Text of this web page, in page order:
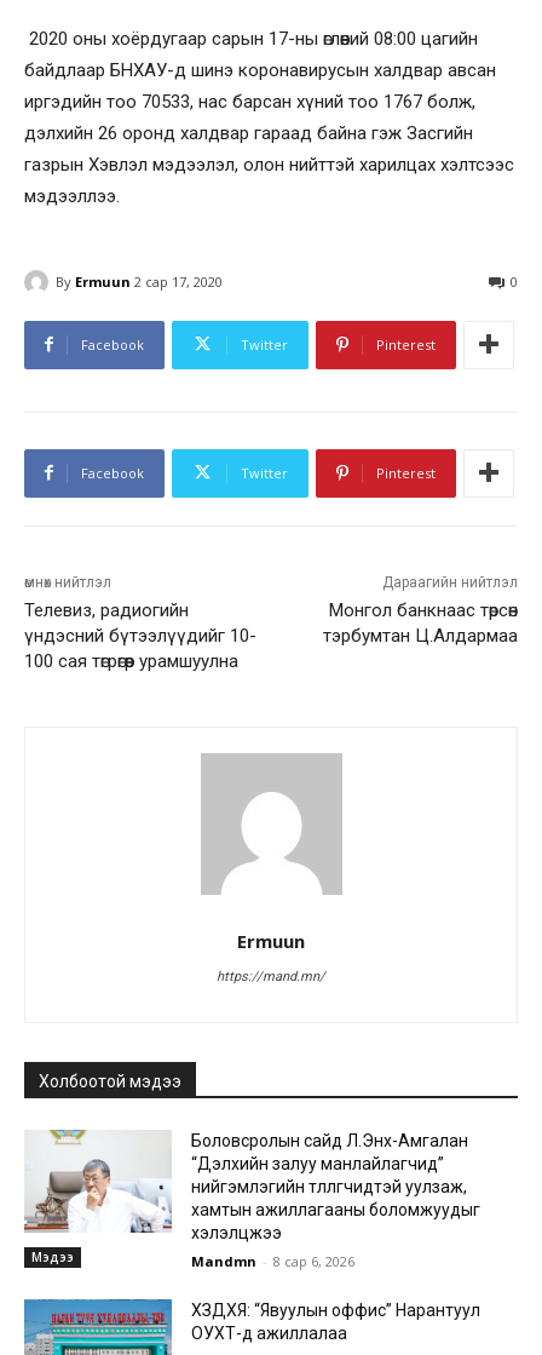
2020 оны хоёрдугаар сарын 17-ны өглөөний 08:00 цагийн
байдлаар БНХАУ-д шинэ коронавирусын халдвар авсан
иргэдийн тоо 70533, нас барсан хүний тоо 1767 болж,
дэлхийн 26 оронд халдвар гараад байна гэж Засгийн
газрын Хэвлэл мэдээлэл, олон нийттэй харилцах хэлтсээс
мэдээллээ.
By Ermuun 2 сар 17, 2020 0
Facebook Twitter Pinterest
Facebook Twitter Pinterest
өмнөх нийтлэл
Телевиз, радиогийн
үндэсний бүтээлүүдийг 10-
100 сая төгрөгөөр урамшуулна
Дараагийн нийтлэл
Монгол банкнаас төрсөн
тэрбумтан Ц.Алдармаа
Ermuun
https://mand.mn/
Холбоотой мэдээ
Мэдээ
Боловсролын сайд Л.Энх-Амгалан
“Дэлхийн залуу манлайлагчид”
нийгэмлэгийн төлөөлөгчидтэй уулзаж,
хамтын ажиллагааны боломжуудыг
хэлэлцжээ
Mandmn - 8 сар 6, 2026
ХЗДХЯ: “Явуулын оффис” Нарантуул
ОУХТ-д ажиллалаа